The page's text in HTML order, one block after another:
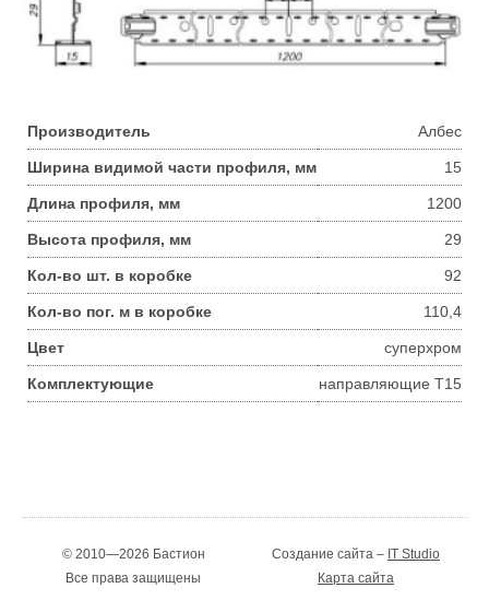
Производитель Албес
Ширина видимой части профиля, мм 15
Длина профиля, мм 1200
Высота профиля, мм 29
Кол-во шт. в коробке 92
Кол-во пог. м в коробке 110,4
Цвет суперхром
Комплектующие направляющие Т15
Создание сайта – IT Studio
Карта сайта
© 2010—2026 Бастион
Все права защищены